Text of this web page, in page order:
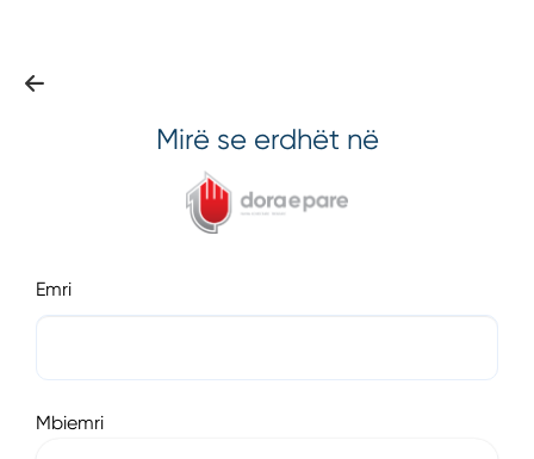
Mirë se erdhët në
Emri
Mbiemri